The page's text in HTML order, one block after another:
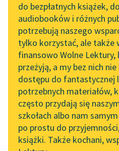
do słuchania
Byliśmy częścią AI Impact
Lab
Zapraszamy na spotkanie
online z tłumaczkami
literatury skandynawskiej
Spotkanie z Katarzyną
Tunkiel w Oslo
102. lata temu zmarł
Joseph Conrad
do bezpłatnych książek,
audiobooków i różnych
potrzebują naszego
tylko korzystać, ale także
finansowo Wolne Lektury,
przeżyją, a my bez nich
dostępu do fantastycznej
potrzebnych materiałów,
często przydają się
szkołach albo nam
po prostu do
książki. Także kochani,